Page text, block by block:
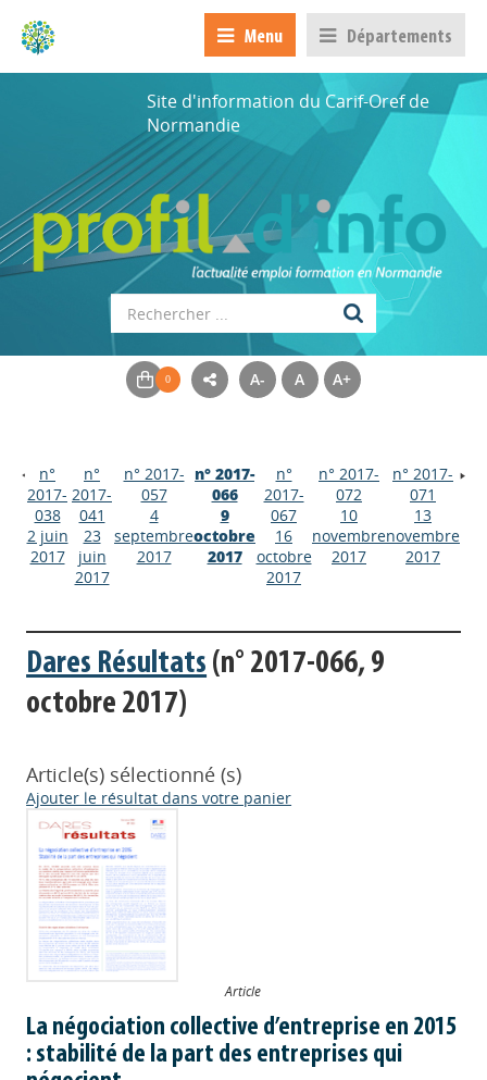
Menu Départements
Site d'information du Carif-Oref de
Normandie
A- A A+
n°
2017-
038
2 juin
2017
n°
2017-
041
23
juin
2017
n° 2017-
057
4
septembre
2017
n° 2017-
066
9
octobre
2017
n°
2017-
067
16
octobre
2017
n° 2017-
072
10
novembre
2017
n° 2017-
071
13
novembre
2017
Dares Résultats (n° 2017-066, 9
octobre 2017)
Article(s) sélectionné (s)
Ajouter le résultat dans votre panier
Article
La négociation collective d’entreprise en 2015
: stabilité de la part des entreprises qui